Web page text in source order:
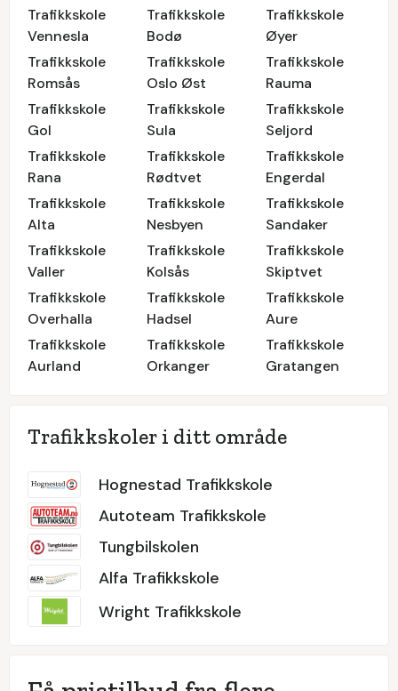
Trafikkskole
Vennesla
Trafikkskole
Bodø
Trafikkskole
Øyer
Trafikkskole
Romsås
Trafikkskole
Oslo Øst
Trafikkskole
Rauma
Trafikkskole
Gol
Trafikkskole
Sula
Trafikkskole
Seljord
Trafikkskole
Rana
Trafikkskole
Rødtvet
Trafikkskole
Engerdal
Trafikkskole
Alta
Trafikkskole
Nesbyen
Trafikkskole
Sandaker
Trafikkskole
Valler
Trafikkskole
Kolsås
Trafikkskole
Skiptvet
Trafikkskole
Overhalla
Trafikkskole
Hadsel
Trafikkskole
Aure
Trafikkskole
Aurland
Trafikkskole
Orkanger
Trafikkskole
Gratangen
Trafikkskoler i ditt område
Hognestad Trafikkskole
Autoteam Trafikkskole
Tungbilskolen
Alfa Trafikkskole
Wright Trafikkskole